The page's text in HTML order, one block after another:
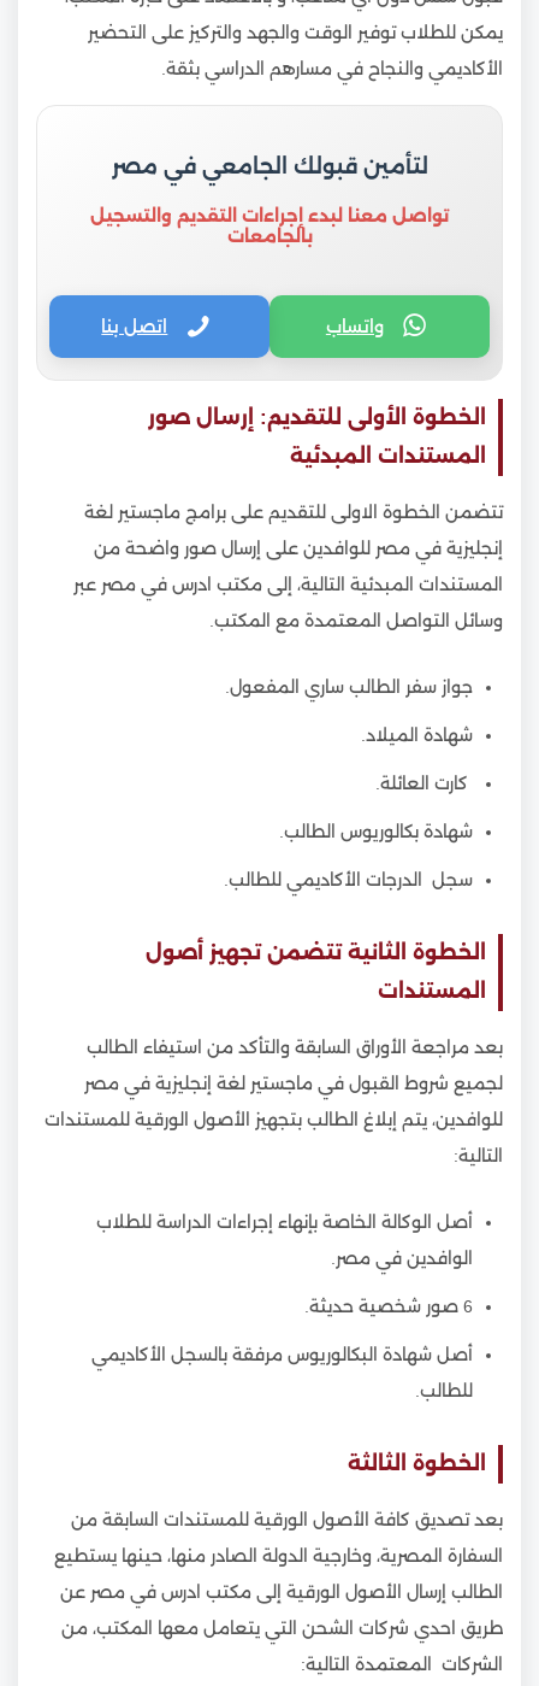
يمكن للطلاب توفير الوقت والجهد والتركيز على التحضير
الأكاديمي والنجاح في مسارهم الدراسي بثقة.
لتأمين قبولك الجامعي في مصر
تواصل معنا لبدء إجراءات التقديم والتسجيل
بالجامعات
واتساب اتصل بنا
الخطوة الأولى للتقديم: إرسال صور
المستندات المبدئية
تتضمن الخطوة الاولى للتقديم على برامج ماجستير لغة
إنجليزية في مصر للوافدين على إرسال صور واضحة من
المستندات المبدئية التالية، إلى مكتب ادرس في مصر عبر
وسائل التواصل المعتمدة مع المكتب.
جواز سفر الطالب ساري المفعول.
شهادة الميلاد.
كارت العائلة.
شهادة بكالوريوس الطالب.
سجل الدرجات الأكاديمي للطالب.
الخطوة الثانية تتضمن تجهيز أصول
المستندات
بعد مراجعة الأوراق السابقة والتأكد من استيفاء الطالب
لجميع شروط القبول في ماجستير لغة إنجليزية في مصر
للوافدين، يتم إبلاغ الطالب بتجهيز الأصول الورقية للمستندات
التالية:
أصل الوكالة الخاصة بإنهاء إجراءات الدراسة للطلاب
الوافدين في مصر.
6 صور شخصية حديثة.
أصل شهادة البكالوريوس مرفقة بالسجل الأكاديمي
للطالب.
الخطوة الثالثة
بعد تصديق كافة الأصول الورقية للمستندات السابقة من
السفارة المصرية، وخارجية الدولة الصادر منها، حينها يستطيع
الطالب إرسال الأصول الورقية إلى مكتب ادرس في مصر عن
طريق احدي شركات الشحن التي يتعامل معها المكتب، من
الشركات المعتمدة التالية: